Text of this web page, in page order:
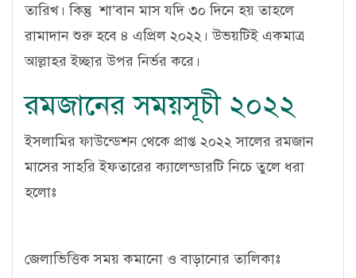
তারিখ। কিন্তু শা’বান মাস যদি ৩০ দিনে হয় তাহলে
রামাদান শুরু হবে ৪ এপ্রিল ২০২২। উভয়টিই একমাত্র
আল্লাহর ইচ্ছার উপর নির্ভর করে।
রমজানের সময়সূচী ২০২২
ইসলামির ফাউন্ডেশন থেকে প্রাপ্ত ২০২২ সালের রমজান
মাসের সাহরি ইফতারের ক্যালেন্ডারটি নিচে তুলে ধরা
হলোঃ
জেলাভিত্তিক সময় কমানো ও বাড়ানোর তালিকাঃ